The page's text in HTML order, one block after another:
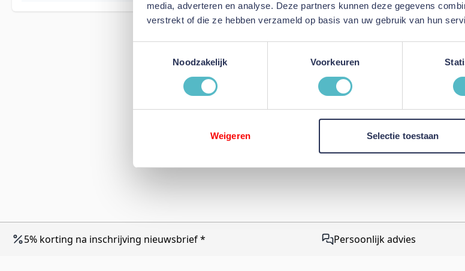
media, adverteren en analyse. Deze partners kunnen deze gegevens
verstrekt of die ze hebben verzameld op basis van uw gebruik van hun
Noodzakelijk
Voorkeuren
Weigeren Selectie toestaan
This
5% korting na inschrijving nieuwsbrief * Persoonlijk advies